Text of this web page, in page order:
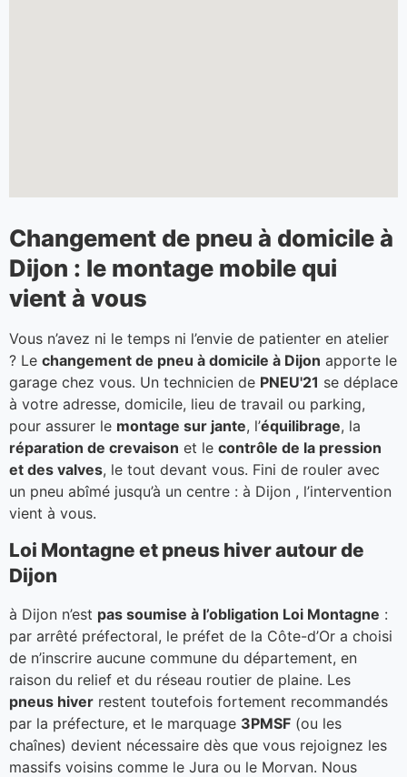
Changement de pneu à domicile à
Dijon : le montage mobile qui
vient à vous
Vous n’avez ni le temps ni l’envie de patienter en atelier
? Le changement de pneu à domicile à Dijon apporte le
garage chez vous. Un technicien de PNEU'21 se déplace
à votre adresse, domicile, lieu de travail ou parking,
pour assurer le montage sur jante, l’équilibrage, la
réparation de crevaison et le contrôle de la pression
et des valves, le tout devant vous. Fini de rouler avec
un pneu abîmé jusqu’à un centre : à Dijon , l’intervention
vient à vous.
Loi Montagne et pneus hiver autour de
Dijon
à Dijon n’est pas soumise à l’obligation Loi Montagne :
par arrêté préfectoral, le préfet de la Côte-d’Or a choisi
de n’inscrire aucune commune du département, en
raison du relief et du réseau routier de plaine. Les
pneus hiver restent toutefois fortement recommandés
par la préfecture, et le marquage 3PMSF (ou les
chaînes) devient nécessaire dès que vous rejoignez les
massifs voisins comme le Jura ou le Morvan. Nous